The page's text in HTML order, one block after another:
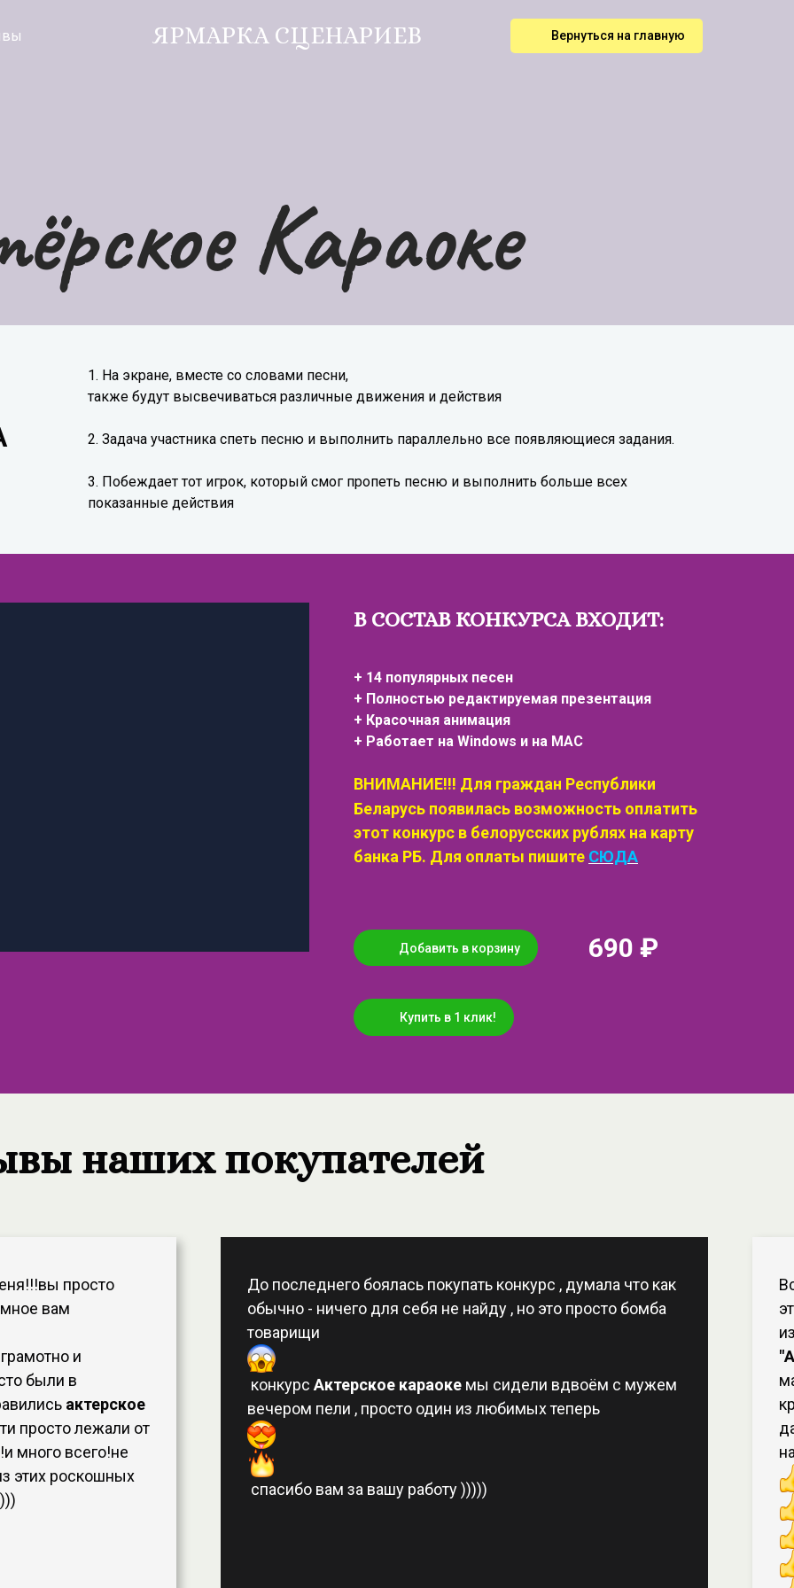
ЯРМАРКА СЦЕНАРИЕВ Вернуться на главную
Караоке
1. На экране, вместе со словами песни,
также будут высвечиваться различные движения и действия
2. Задача участника спеть песню и выполнить параллельно все появляющиеся задания.
3. Побеждает тот игрок, который смог пропеть песню и выполнить больше всех
показанные действия
В СОСТАВ КОНКУРСА ВХОДИТ:
+ 14 популярных песен
+ Полностью редактируемая презентация
+ Красочная анимация
+ Работает на Windows и на MAC
ВНИМАНИЕ!!! Для граждан Республики
Беларусь появилась возможность оплатить
этот конкурс в белорусских рублях на карту
банка РБ. Для оплаты пишите СЮДА
Добавить в корзину 690 ₽
Купить в 1 клик!
наших покупателей
просто
вам
и
были в
актерское
просто лежали от
много всего!не
этих роскошных
До последнего боялась покупать конкурс , думала что как
обычно - ничего для себя не найду , но это просто бомба
товарищи
конкурс Актерское караоке мы сидели вдвоём с мужем
вечером пели , просто один из любимых теперь
спасибо вам за вашу работу )))))